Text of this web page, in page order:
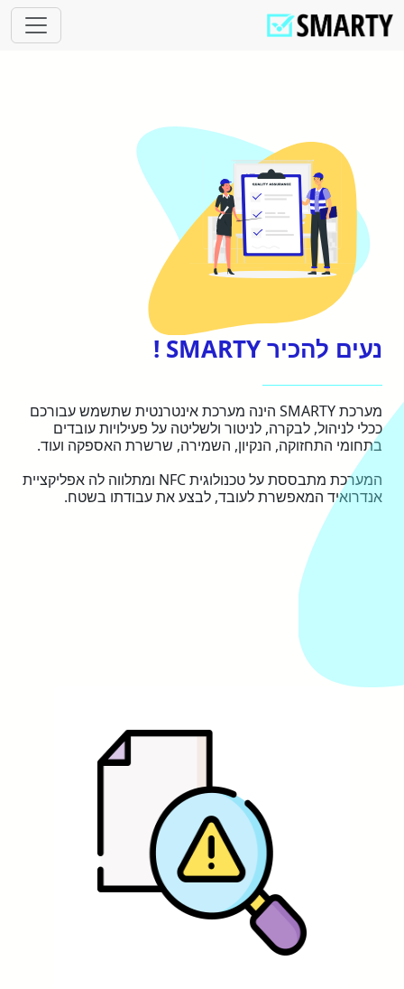
נעים להכיר SMARTY !
מערכת SMARTY הינה מערכת אינטרנטית שתשמש עבורכם
ככלי לניהול, לבקרה, לניטור ולשליטה על פעילויות עובדים
בתחומי התחזוקה, הנקיון, השמירה, שרשרת האספקה ועוד.
המערכת מתבססת על טכנולוגית NFC ומתלווה לה אפליקציית
אנדרואיד המאפשרת לעובד, לבצע את עבודתו בשטח.